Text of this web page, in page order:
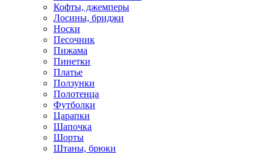
Кофты, джемперы
Лосины, бриджи
Носки
Песочник
Пижама
Пинетки
Платье
Ползунки
Полотенца
Футболки
Царапки
Шапочка
Шорты
Штаны, брюки